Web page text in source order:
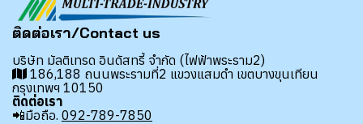
ติดต่อเรา/Contact us
บริษัท มัลติเทรด อินดัสทรี้ จำกัด (ไฟฟ้าพระราม2)
186,188 ถนนพระรามที่2 แขวงแสมดำ เขตบางขุนเทียน
กรุงเทพฯ 10150
ติดต่อเรา
📲มือถือ. 092-789-7850